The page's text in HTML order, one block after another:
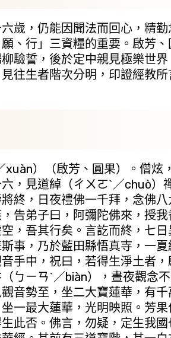
，仍能因聞法而回心，精勤
、行」三資糧的重要。啟芳
驗誓，後於定中親見極樂世
見往生者階次分明，印證經教
）（啟芳、圓果）。僧炫
，見道綽（ㄔㄨㄛˋ／chuò）
終，日夜禮佛一千拜，念佛
告弟子曰，阿彌陀佛來，授我
，吾其行矣。言訖而終，七
事，乃於藍田縣悟真寺，一
手中，祝曰，若得生淨土者
ㄅㄧㄢˋ／biàn），晝夜觀念
音勢至，坐二大寶蓮華，有
一最大蓮華，光明映照。芳
此否。佛言，勿疑，定生我